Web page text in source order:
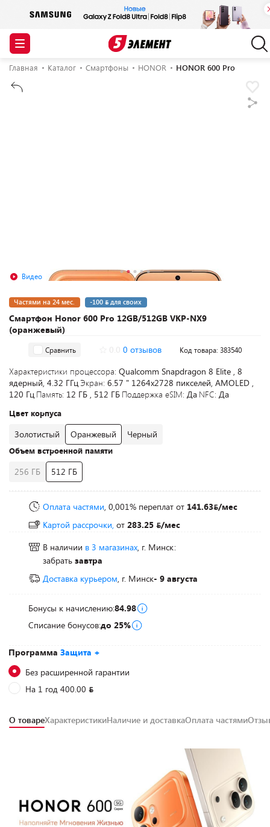
Главная Каталог Смартфоны HONOR HONOR 600 Pro
Смартфон Honor 600 Pro 12GB/512GB VKP-NX9
(оранжевый)
Видео
Частями на 24 мес. -100 для своих
Программа Защита +
Без расширенной гарантии
На 1 год 400.00
Сравнить 0 отзывов Код товара: 383540
Характеристики процессора: Qualcomm Snapdragon 8 Elite , 8
ядерный, 4.32 ГГц Экран: 6.57 " 1264x2728 пикселей, AMOLED ,
120 Гц Память: 12 ГБ , 512 ГБ Поддержка eSIM: Да NFC: Да
Цвет корпуса
Золотистый Оранжевый Черный
Объем встроенной памяти
256 ГБ 512 ГБ
Оплата частями, 0,001% переплат от 141.63 /мес
Картой рассрочки, от 283.25
/мес
В наличии в 3 магазинах, г. Минск:
забрать завтра
Доставка курьером, г. Минск- 9 августа
Бонусы к начислению:84.98
Списание бонусов:до 25%
О товареХарактеристикиНаличие и доставкаОплата частями